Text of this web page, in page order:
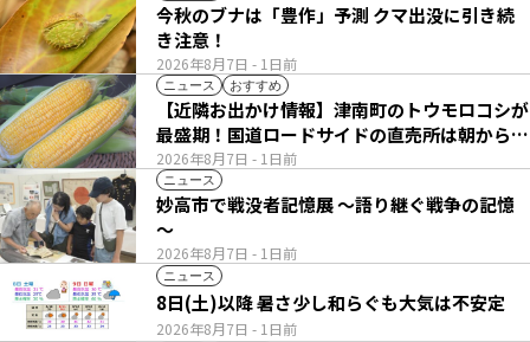
2026年8月7日 - 1日前
今秋のブナは「豊作」予測 クマ出没に引き続
き注意！
ニュース おすすめ
2026年8月7日 - 1日前
【近隣お出かけ情報】津南町のトウモロコシが
最盛期！国道ロードサイドの直売所は朝から長
い列
ニュース
2026年8月7日 - 1日前
妙高市で戦没者記憶展 ～語り継ぐ戦争の記憶
～
ニュース
2026年8月7日 - 1日前
8日(土)以降 暑さ少し和らぐも大気は不安定